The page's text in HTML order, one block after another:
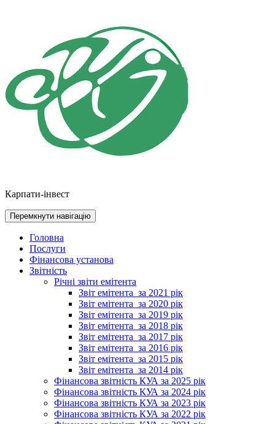
Карпати-інвест
Перемкнути навігацію
Головна
Послуги
Фінансова установа
Звітність
Річні звіти емітента
Звіт емітента_за 2021 рік
Звіт емітента_за 2020 рік
Звіт емітента_за 2019 рік
Звіт емітента_за 2018 рік
Звіт емітента_за 2017 рік
Звіт емітента_за 2016 рік
Звіт емітента_за 2015 рік
Звіт емітента_за 2014 рік
Фінансова звітність КУА за 2025 рік
Фінансова звітність КУА за 2024 рік
Фінансова звітність КУА за 2023 рік
Фінансова звітність КУА за 2022 рік